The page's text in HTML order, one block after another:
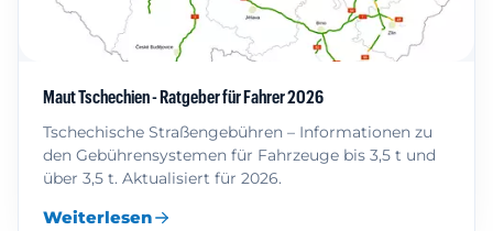
Maut Tschechien - Ratgeber für Fahrer 2026
Tschechische Straßengebühren – Informationen zu
den Gebührensystemen für Fahrzeuge bis 3,5 t und
über 3,5 t. Aktualisiert für 2026.
Weiterlesen